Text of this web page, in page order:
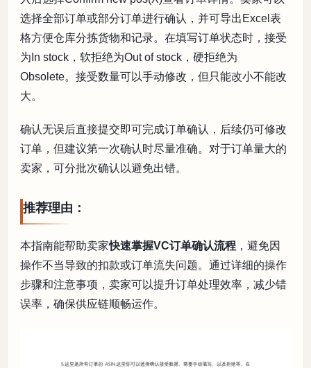
选择全部订单或部分订单进行确认，并可导出Excel表
格方便仓库分拣货物和记录。在填写订单状态时，接受
为In stock，软拒绝为Out of stock，硬拒绝为
Obsolete。接受数量可以手动修改，但只能改小不能改
大。
确认无误后直接提交即可完成订单确认，后续仍可修改
订单，但建议第一次确认时尽量准确。对于订单量大的
卖家，可分批次确认以避免出错。
推荐理由：
本指南能帮助卖家快速掌握VC订单确认流程 ，避免因
操作不当导致的扣款或订单流失问题。通过详细的操作
步骤和注意事项，卖家可以提升订单处理效率，减少错
误率，确保供应链顺畅运作。